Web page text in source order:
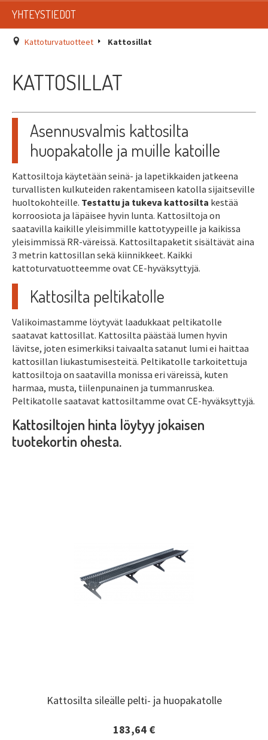
LISTAT
SADEVESIJÄRJESTELMÄT
KATTOLUUKUT JA KATTOLÄPIVIENNIT
TARVIKKEET
TARJOUSTUOTTEET
PYYDÄ TARJOUS ASENNUKSESTA
YHTEYSTIEDOT
Kattoturvatuotteet Kattosillat
KATTOSILLAT
Asennusvalmis kattosilta
huopakatolle ja muille katoille
Kattosiltoja käytetään seinä- ja lapetikkaiden jatkeena
turvallisten kulkuteiden rakentamiseen katolla sijaitseville
huoltokohteille. Testattu ja tukeva kattosilta kestää
korroosiota ja läpäisee hyvin lunta. Kattosiltoja on
saatavilla kaikille yleisimmille kattotyypeille ja kaikissa
yleisimmissä RR-väreissä. Kattosiltapaketit sisältävät aina
3 metrin kattosillan sekä kiinnikkeet. Kaikki
kattoturvatuotteemme ovat CE-hyväksyttyjä.
Kattosilta peltikatolle
Valikoimastamme löytyvät laadukkaat peltikatolle
saatavat kattosillat. Kattosilta päästää lumen hyvin
lävitse, joten esimerkiksi taivaalta satanut lumi ei haittaa
kattosillan liukastumisesteitä. Peltikatolle tarkoitettuja
kattosiltoja on saatavilla monissa eri väreissä, kuten
harmaa, musta, tiilenpunainen ja tummanruskea.
Peltikatolle saatavat kattosiltamme ovat CE-hyväksyttyjä.
Kattosiltojen hinta löytyy jokaisen
tuotekortin ohesta.
Kattosilta sileälle pelti- ja huopakatolle
183,64 €
Kattosilta sileälle pelti- ja huopakatolle